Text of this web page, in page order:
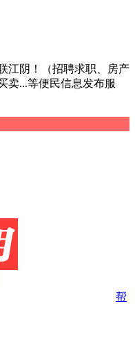
江阴！（招聘求职、房产
卖...等便民信息发布服
帮